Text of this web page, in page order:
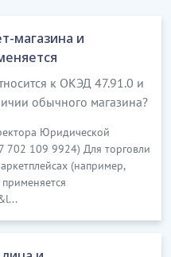
магазина и
к ОКЭД 47.91.0 и
обычного магазина?
Юридической
702 109 9924) Для торговли
(например,